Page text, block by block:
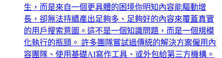
生，而是來自一個更具體的困境你明知內容能驅動增
長，卻無法持續產出足夠多、足夠好的內容來覆蓋真實
的用戶搜索意圖。這不是一個知識問題，而是一個規模
化執行的瓶頸。 許多團隊嘗試過傳統的解決方案僱用內
容團隊、使用基礎AI寫作工具、或外包給第三方機構。